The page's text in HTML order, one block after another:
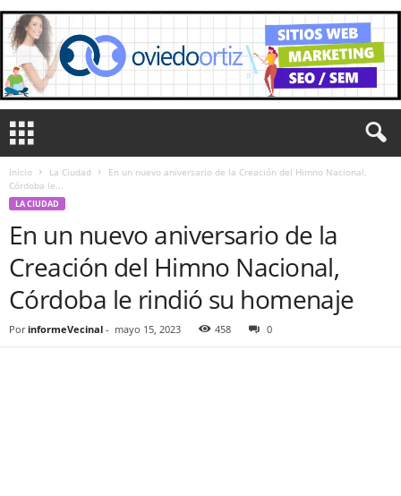
Inicio La Ciudad
En un nuevo aniversario de la Creación del Himno Nacional,
Córdoba le...
LA CIUDAD
En un nuevo aniversario de la
Creación del Himno Nacional,
Córdoba le rindió su homenaje
Por informeVecinal - mayo 15, 2023 458 0